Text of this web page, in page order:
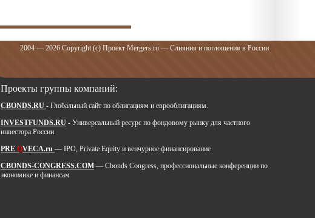
2004 — 2026 Copyright (c) Проект Mergers.ru — Слияния и поглощения в России
Проекты группы компаний:
CBONDS.RU - Глобальный сайт по облигациям и еврооблигациям.
INVESTFUNDS.RU - Универсальный ресурс по фондовому рынку для частного
инвестора России
PRE QVECA.ru — IPO, Private Equity и венчурное финансирование
CBONDS-CONGRESS.COM — Cbonds Congress, профессиональные конференции по
экономике и финансам